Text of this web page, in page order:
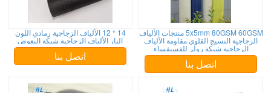
14 * 12 الألياف الزجاجية رمادي اللون
النار الألياف الزجاجية شبكة البعوض
اتصل بنا
5x5mm 80GSM 60GSM منتجات الألياف
الزجاجية النسيج القلوي مقاومة الألياف
الزجاجية شبكة رولز للفسيفساء
اتصل بنا